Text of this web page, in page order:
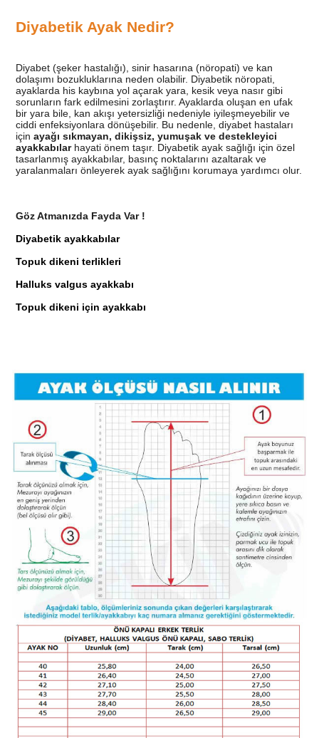
Diyabetik Ayak Nedir?
Diyabet (şeker hastalığı), sinir hasarına (nöropati) ve kan
dolaşımı bozukluklarına neden olabilir. Diyabetik nöropati,
ayaklarda his kaybına yol açarak yara, kesik veya nasır gibi
sorunların fark edilmesini zorlaştırır. Ayaklarda oluşan en ufak
bir yara bile, kan akışı yetersizliği nedeniyle iyileşmeyebilir ve
ciddi enfeksiyonlara dönüşebilir. Bu nedenle, diyabet hastaları
için ayağı sıkmayan, dikişsiz, yumuşak ve destekleyici
ayakkabılarhayati önem taşır. Diyabetik ayak sağlığı için özel
tasarlanmış ayakkabılar, basınç noktalarını azaltarak ve
yaralanmaları önleyerek ayak sağlığını korumaya yardımcı olur.
Göz Atmanızda Fayda Var !
Diyabetik ayakkabılar
Topuk dikeni terlikleri
Halluks valgus ayakkabı
Topuk dikeni için ayakkabı